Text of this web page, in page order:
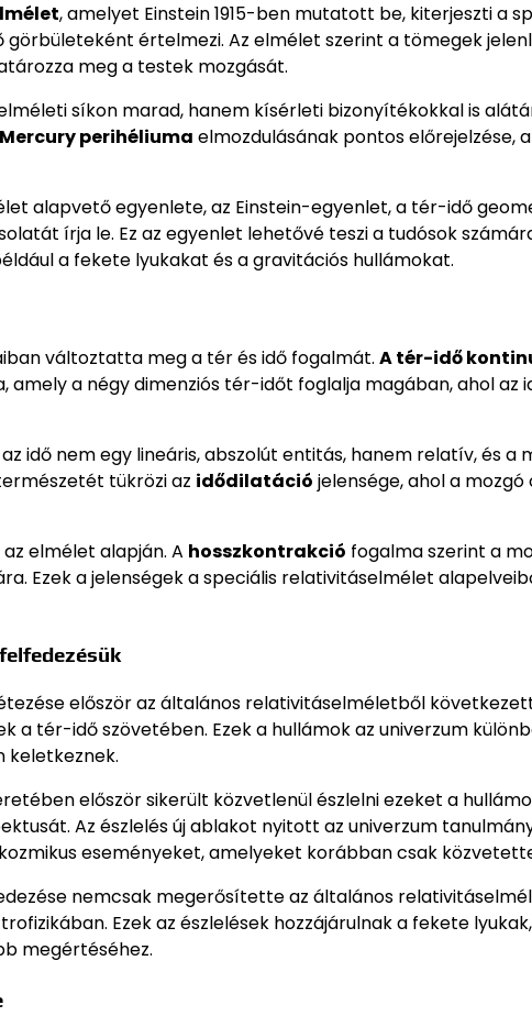
, amelyet Einstein 1915-ben mutatott be, kiterjeszti a
értelmezi. Az elmélet szerint a tömegek
meg a testek mozgását.
síkon marad, hanem kísérleti bizonyítékokkal is
Mercury perihéliuma elmozdulásának pontos előrejelzése,
alapvető egyenlete, az Einstein-egyenlet, a tér-idő
írja le. Ez az egyenlet lehetővé teszi a tudósok
a fekete lyukakat és a gravitációs hullámokat.
változtatta meg a tér és idő fogalmát. A tér-idő
amely a négy dimenziós tér-időt foglalja magában, ahol az
idő nem egy lineáris, abszolút entitás, hanem relatív, és a
tükrözi az idődilatáció jelensége, ahol a
elmélet alapján. A hosszkontrakció fogalma szerint a
Ezek a jelenségek a speciális relativitáselmélet
először az általános relativitáselméletből
a tér-idő szövetében. Ezek a hullámok az univerzum
keletkeznek.
először sikerült közvetlenül észlelni ezeket a
Az észlelés új ablakot nyitott az univerzum
eseményeket, amelyeket korábban csak
nemcsak megerősítette az általános
Ezek az észlelések hozzájárulnak a fekete
megértéséhez.